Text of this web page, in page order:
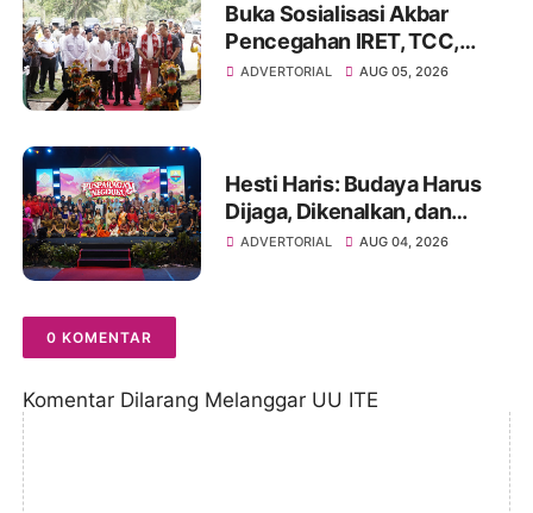
Buka Sosialisasi Akbar
Pencegahan IRET, TCC,
Perundungan, dan Bahaya
ADVERTORIAL AUG 05, 2026
Hesti Haris: Budaya Harus
Dijaga, Dikenalkan, dan
Diwariskan
ADVERTORIAL AUG 04, 2026
0 KOMENTAR
Komentar Dilarang Melanggar UU ITE